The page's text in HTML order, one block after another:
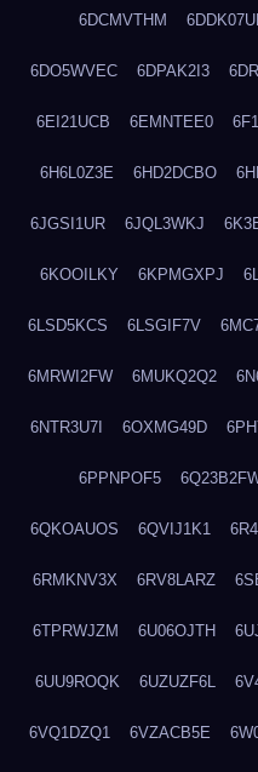
6DCMVTHM 6DDK07UL
6DO5WVEC 6DPAK2I3
6EI21UCB 6EMNTEE0
6H6L0Z3E 6HD2DCBO
6JGSI1UR 6JQL3WKJ
6KOOILKY 6KPMGXPJ
6LSD5KCS 6LSGIF7V
6MRWI2FW 6MUKQ2Q2
6NTR3U7I 6OXMG49D
6PPNPOF5
6QKOAUOS 6QVIJ1K1
6RMKNV3X 6RV8LARZ
6TPRWJZM 6U06OJTH
6UU9ROQK 6UZUZF6L
6VQ1DZQ1 6VZACB5E